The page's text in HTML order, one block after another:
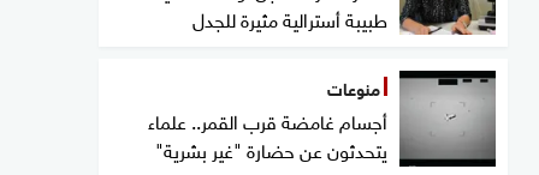
طبيبة أسترالية مثيرة للجدل
منوعات
أجسام غامضة قرب القمر.. علماء
يتحدثون عن حضارة "غير بشرية"